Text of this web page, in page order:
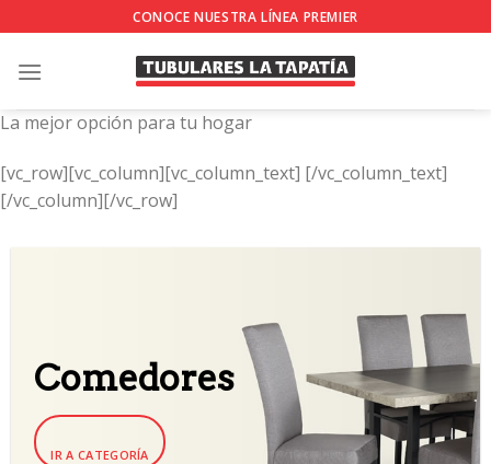
to
content
CONOCE NUESTRA LÍNEA PREMIER
La mejor opción para tu hogar
[vc_row][vc_column][vc_column_text] [/vc_column_text]
[/vc_column][/vc_row]
Comedores
IR A CATEGORÍA